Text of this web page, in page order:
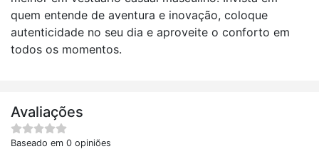
quem entende de aventura e inovação, coloque
autenticidade no seu dia e aproveite o conforto em
todos os momentos.
Avaliações
Baseado em 0 opiniões